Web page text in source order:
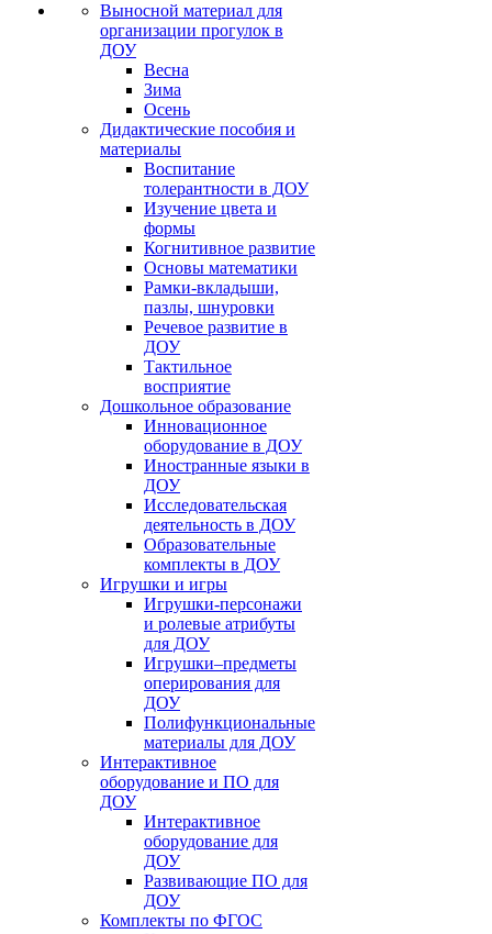
Выносной материал для
организации прогулок в
ДОУ
Весна
Зима
Осень
Дидактические пособия и
материалы
Воспитание
толерантности в ДОУ
Изучение цвета и
формы
Когнитивное развитие
Основы математики
Рамки-вкладыши,
пазлы, шнуровки
Речевое развитие в
ДОУ
Тактильное
восприятие
Дошкольное образование
Инновационное
оборудование в ДОУ
Иностранные языки в
ДОУ
Исследовательская
деятельность в ДОУ
Образовательные
комплекты в ДОУ
Игрушки и игры
Игрушки-персонажи
и ролевые атрибуты
для ДОУ
Игрушки–предметы
оперирования для
ДОУ
Полифункциональные
материалы для ДОУ
Интерактивное
оборудование и ПО для
ДОУ
Интерактивное
оборудование для
ДОУ
Развивающие ПО для
ДОУ
Комплекты по ФГОС